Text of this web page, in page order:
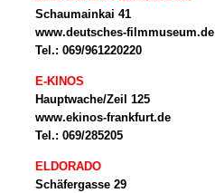
Schaumainkai 41
www.deutsches-filmmuseum.de
Tel.: 069/961220220
E-KINOS
Hauptwache/Zeil 125
www.ekinos-frankfurt.de
Tel.: 069/285205
ELDORADO
Schäfergasse 29